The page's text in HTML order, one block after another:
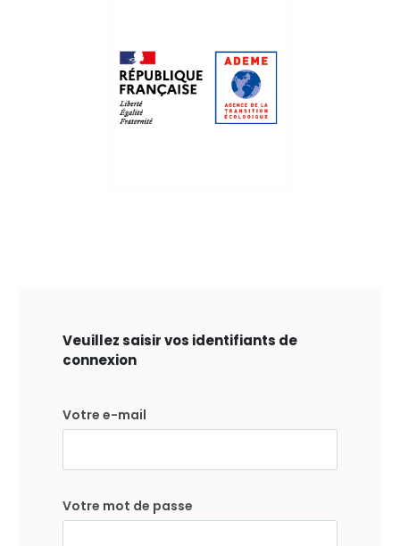
Veuillez saisir vos identifiants de
connexion
Votre e-mail
Votre mot de passe